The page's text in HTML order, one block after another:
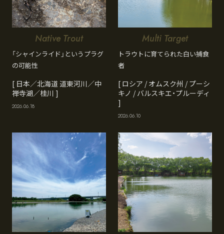
Native Trout
「シャインライド」というプラグ
の可能性
[ 日本／北海道 道東河川／中
禅寺湖／桂川 ]
2026.06.18
Multi Target
トラウトに育てられた白い捕食
者
[ ロシア / オムスク州 / プーシ
キノ / バルスキエ・プルーディ
]
2026.06.10